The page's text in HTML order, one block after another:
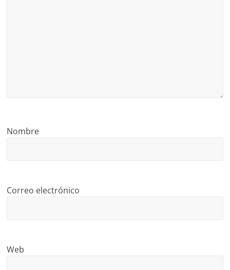
Nombre
Correo electrónico
Web